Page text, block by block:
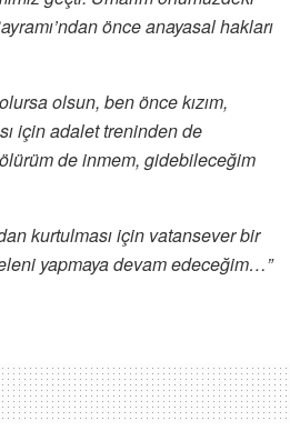
önce anayasal hakları
olsun, ben önce kızım,
için adalet treninden de
de inmem, gidebileceğim
kurtulması için vatansever bir
yapmaya devam edeceğim…”